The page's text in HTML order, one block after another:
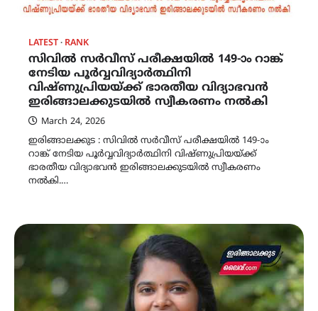
LATEST RANK
സിവിൽ സർവീസ് പരീക്ഷയിൽ 149-ാം റാങ്ക്
നേടിയ പൂർവ്വവിദ്യാർത്ഥിനി
വിഷ്ണുപ്രിയയ്ക്ക് ഭാരതീയ വിദ്യാഭവൻ
ഇരിങ്ങാലക്കുടയിൽ സ്വീകരണം നൽകി
March 24, 2026
ഇരിങ്ങാലക്കുട : സിവിൽ സർവീസ് പരീക്ഷയിൽ 149-ാം
റാങ്ക് നേടിയ പൂർവ്വവിദ്യാർത്ഥിനി വിഷ്ണുപ്രിയയ്ക്ക്
ഭാരതീയ വിദ്യാഭവൻ ഇരിങ്ങാലക്കുടയിൽ സ്വീകരണം
നൽകി.…